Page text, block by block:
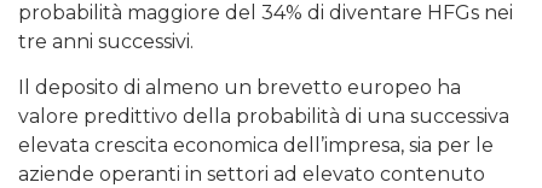
probabilità maggiore del 34% di diventare HFGs nei
tre anni successivi.
Il deposito di almeno un brevetto europeo ha
valore predittivo della probabilità di una successiva
elevata crescita economica dell’impresa, sia per le
aziende operanti in settori ad elevato contenuto